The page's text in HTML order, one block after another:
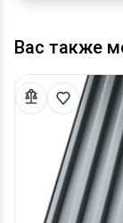
Вас также